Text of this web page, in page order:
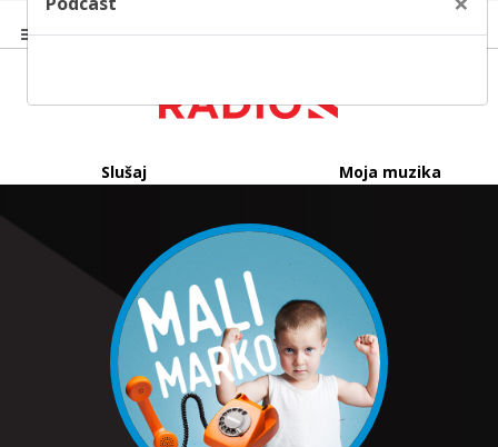
Slušaj Moja muzika